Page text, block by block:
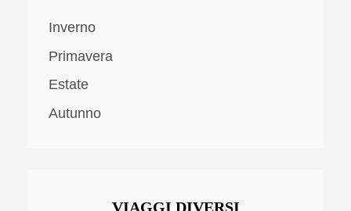
Inverno
Primavera
Estate
Autunno
VIAGGI DIVERSI